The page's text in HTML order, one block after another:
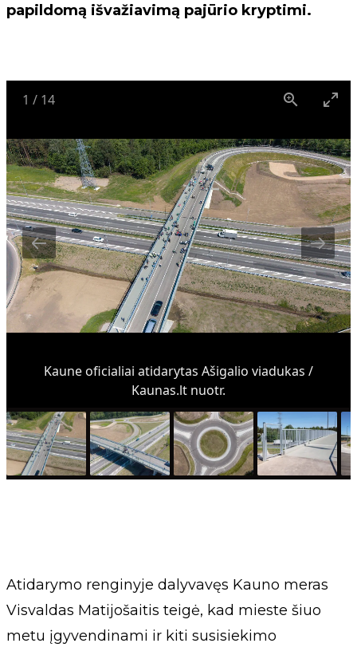
papildomą išvažiavimą pajūrio kryptimi.
1 / 14
Kaune oficialiai atidarytas Ašigalio viadukas /
Kaunas.lt nuotr.
Atidarymo renginyje dalyvavęs Kauno meras
Visvaldas Matijošaitis teigė, kad mieste šiuo
metu įgyvendinami ir kiti susisiekimo